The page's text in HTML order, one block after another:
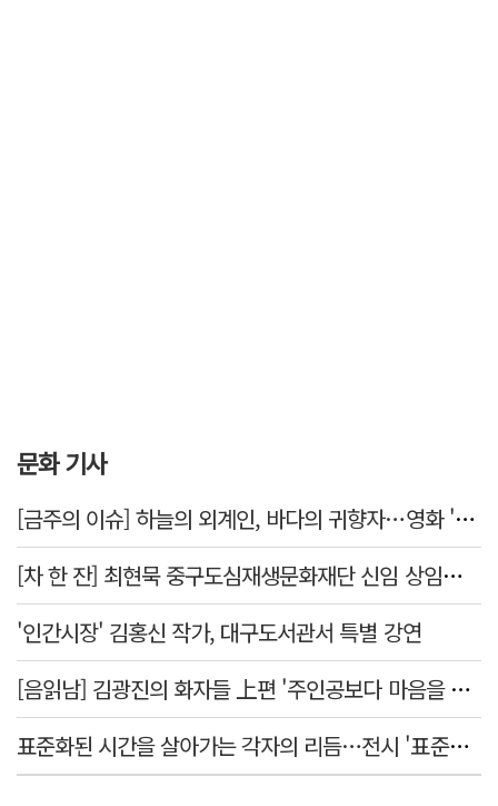
문화 기사
[금주의 이슈] 하늘의 외계인, 바다의 귀향자…영화 '호프'와 '오디세이'
[차 한 잔] 최현묵 중구도심재생문화재단 신임 상임이사 "서문시장·경상감영 등 지역 자원 활용…문화의 일상화"
'인간시장' 김홍신 작가, 대구도서관서 특별 강연
[음읽남] 김광진의 화자들 上편 '주인공보다 마음을 쓴 사람'
표준화된 시간을 살아가는 각자의 리듬…전시 '표준시차'